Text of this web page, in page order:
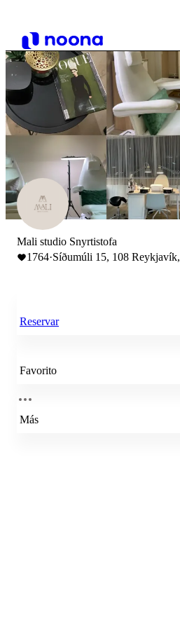
Mali studio Snyrtistofa
1764·Síðumúli 15, 108 Reykjavík,
Reservar
Favorito
Más